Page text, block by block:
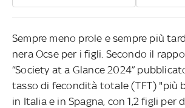
Sempre meno prole e sempre più
nera Ocse per i figli. Secondo il
“Society at a Glance 2024”
tasso di fecondità totale (TFT) "più
in Italia e in Spagna, con 1,2 figli per